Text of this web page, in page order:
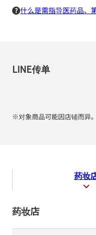
什么是需指导医药品、
LINE传单
※对象商品可能因店铺而异。
药妆
药妆店